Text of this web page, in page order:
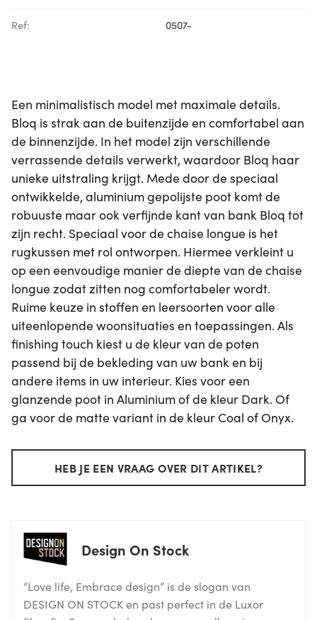
Ref: 0507-
Een minimalistisch model met maximale details.
Bloq is strak aan de buitenzijde en comfortabel aan
de binnenzijde. In het model zijn verschillende
verrassende details verwerkt, waardoor Bloq haar
unieke uitstraling krijgt. Mede door de speciaal
ontwikkelde, aluminium gepolijste poot komt de
robuuste maar ook verfijnde kant van bank Bloq tot
zijn recht. Speciaal voor de chaise longue is het
rugkussen met rol ontworpen. Hiermee verkleint u
op een eenvoudige manier de diepte van de chaise
longue zodat zitten nog comfortabeler wordt.
Ruime keuze in stoffen en leersoorten voor alle
uiteenlopende woonsituaties en toepassingen. Als
finishing touch kiest u de kleur van de poten
passend bij de bekleding van uw bank en bij
andere items in uw interieur. Kies voor een
glanzende poot in Aluminium of de kleur Dark. Of
ga voor de matte variant in de kleur Coal of Onyx.
HEB JE EEN VRAAG OVER DIT ARTIKEL?
Design On Stock
“Love life, Embrace design” is de slogan van
DESIGN ON STOCK en past perfect in de Luxor